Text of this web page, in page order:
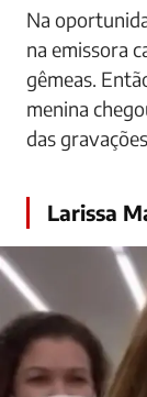
Na
na emissora
gêmeas.
menina
das
Larissa